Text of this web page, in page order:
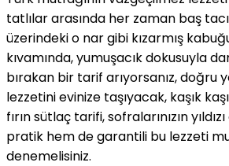
tatlılar arasında her zaman baş
üzerindeki o nar gibi kızarmış
kıvamında, yumuşacık dokusuyla
bırakan bir tarif arıyorsanız, doğru
lezzetini evinize taşıyacak, kaşık
fırın sütlaç tarifi, sofralarınızın
pratik hem de garantili bu lezzeti
denemelisiniz.